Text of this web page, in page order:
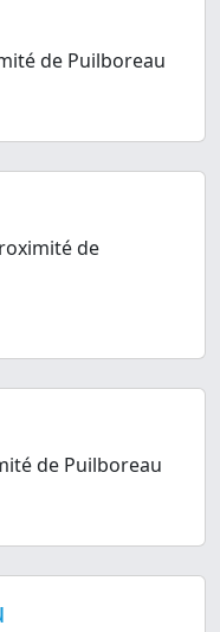
de Puilboreau
de
de Puilboreau